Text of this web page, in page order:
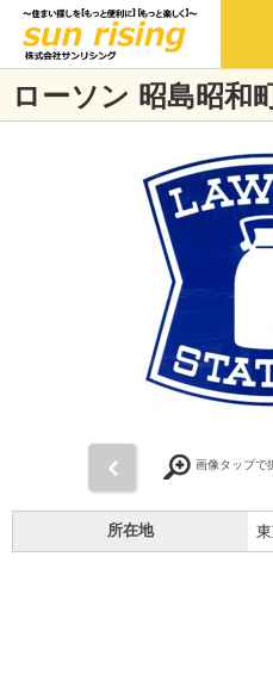
ローソン 昭島昭和
画像タップで
所在地